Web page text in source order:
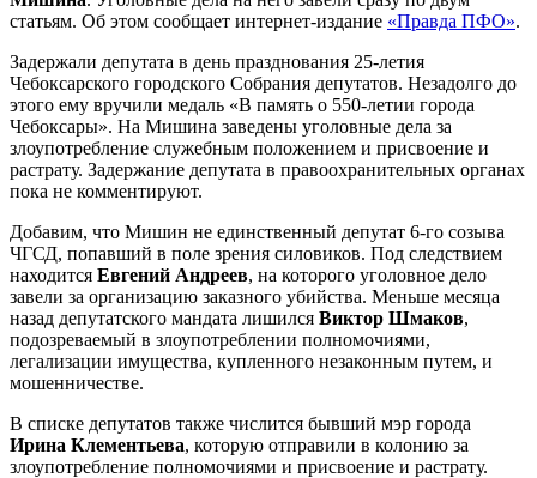
статьям. Об этом сообщает интернет-издание «Правда ПФО».
Задержали депутата в день празднования 25-летия
Чебоксарского городского Собрания депутатов. Незадолго до
этого ему вручили медаль «В память о 550-летии города
Чебоксары». На Мишина заведены уголовные дела за
злоупотребление служебным положением и присвоение и
растрату. Задержание депутата в правоохранительных органах
пока не комментируют.
Добавим, что Мишин не единственный депутат 6-го созыва
ЧГСД, попавший в поле зрения силовиков. Под следствием
находится Евгений Андреев, на которого уголовное дело
завели за организацию заказного убийства. Меньше месяца
назад депутатского мандата лишился Виктор Шмаков,
подозреваемый в злоупотреблении полномочиями,
легализации имущества, купленного незаконным путем, и
мошенничестве.
В списке депутатов также числится бывший мэр города
Ирина Клементьева, которую отправили в колонию за
злоупотребление полномочиями и присвоение и растрату.